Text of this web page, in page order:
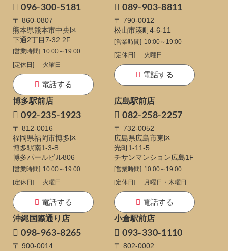
096-300-5181
〒 860-0807
熊本県熊本市中央区
下通2丁目7-32 2F
[営業時間] 10:00～19:00
[定休日]
火曜日
電話する
089-903-8811
〒 790-0012
松山市湊町4-6-11
[営業時間] 10:00～19:00
[定休日]
火曜日
電話する
博多駅前店
092-235-1923
〒 812-0016
福岡県福岡市博多区
博多駅南1-3-8
博多パールビル806
[営業時間] 10:00～19:00
[定休日]
火曜日
電話する
広島駅前店
082-258-2257
〒 732-0052
広島県広島市東区
光町1-11-5
チサンマンション広島1F
[営業時間] 10:00～19:00
[定休日]
月曜日・木曜日
電話する
沖縄国際通り店
098-963-8265
〒 900-0014
小倉駅前店
093-330-1110
〒 802-0002